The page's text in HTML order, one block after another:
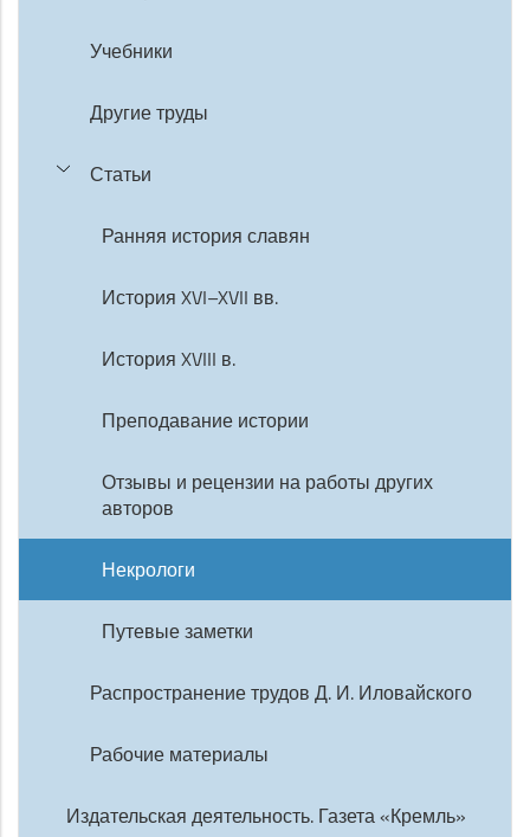
Учебники
Другие труды
Статьи
Ранняя история славян
История XVI–XVII вв.
История XVIII в.
Преподавание истории
Отзывы и рецензии на работы других
авторов
Некрологи
Путевые заметки
Распространение трудов Д. И. Иловайского
Рабочие материалы
Издательская деятельность. Газета «Кремль»